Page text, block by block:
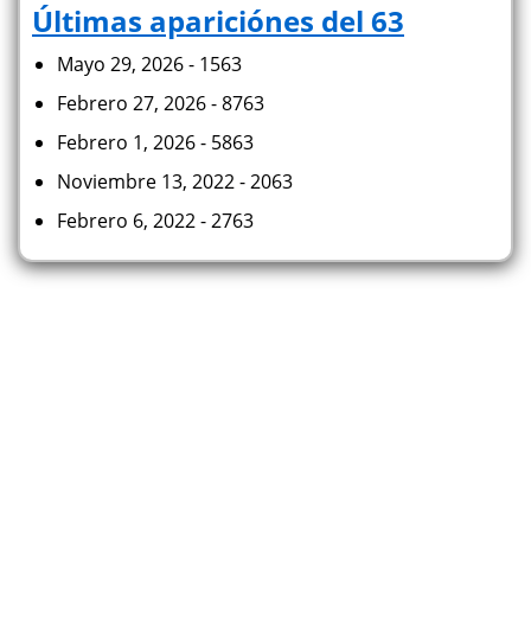
Últimas apariciónes del 63
Mayo 29, 2026 - 1563
Febrero 27, 2026 - 8763
Febrero 1, 2026 - 5863
Noviembre 13, 2022 - 2063
Febrero 6, 2022 - 2763